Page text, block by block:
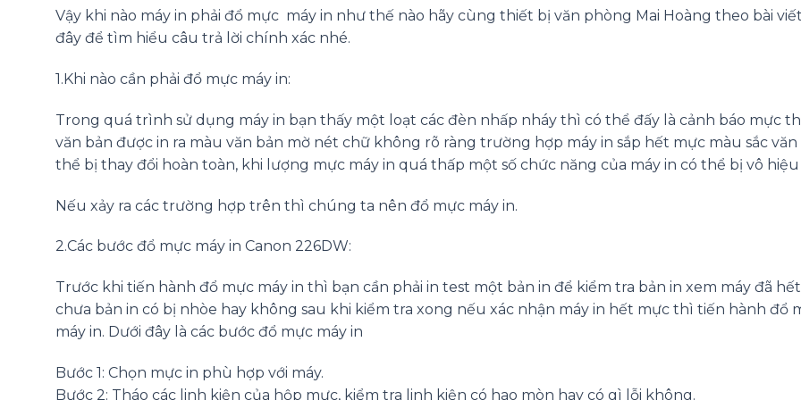
Vậy khi nào máy in phải đổ mực máy in như thế nào hãy cùng thiết bị văn phòng Mai Hoàng theo bài
đây để tìm hiểu câu trả lời chính xác nhé.
1.Khi nào cần phải đổ mực máy in:
Trong quá trình sử dụng máy in bạn thấy một loạt các đèn nhấp nháy thì có thể đấy là cảnh báo mực
văn bản được in ra màu văn bản mờ nét chữ không rõ ràng trường hợp máy in sắp hết mực màu sắc văn
thể bị thay đổi hoàn toàn, khi lượng mực máy in quá thấp một số chức năng của máy in có thể bị vô hiệu
Nếu xảy ra các trường hợp trên thì chúng ta nên đổ mực máy in.
2.Các bước đổ mực máy in Canon 226DW:
Trước khi tiến hành đổ mực máy in thì bạn cần phải in test một bản in để kiểm tra bản in xem máy đã
chưa bản in có bị nhòe hay không sau khi kiểm tra xong nếu xác nhận máy in hết mực thì tiến hành đổ
máy in. Dưới đây là các bước đổ mực máy in
Bước 1: Chọn mực in phù hợp với máy.
Bước 2: Tháo các linh kiện của hộp mực, kiểm tra linh kiện có hao mòn hay có gì lỗi không.